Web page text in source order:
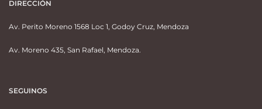
DIRECCIÓN
Av. Perito Moreno 1568 Loc 1, Godoy Cruz, Mendoza
Av. Moreno 435, San Rafael, Mendoza.
SEGUINOS